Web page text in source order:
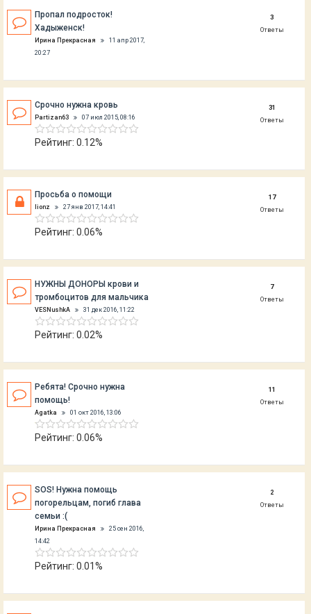
Пропал подросток!
Хадыженск!
Ирина Прекрасная
11 апр 2017,
20:27
3
Ответы
Срочно нужна кровь
Partizan63 07 июл 2015, 08:16
Рейтинг: 0.12%
31
Ответы
Просьба о помощи
lionz 27 янв 2017, 14:41
Рейтинг: 0.06%
17
Ответы
НУЖНЫ ДОНОРЫ крови и
тромбоцитов для мальчика
VESNushkA 31 дек 2016, 11:22
Рейтинг: 0.02%
7
Ответы
Ребята! Срочно нужна
помощь!
Agatka 01 окт 2016, 13:06
Рейтинг: 0.06%
11
Ответы
SOS! Нужна помощь
погорельцам, погиб глава
семьи :(
Ирина Прекрасная
25 сен 2016,
14:42
Рейтинг: 0.01%
2
Ответы